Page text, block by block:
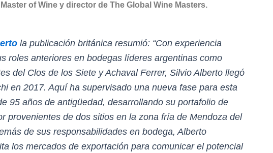
of Wine y director de The Global Wine Masters.
la publicación británica resumió: “Con experiencia
roles anteriores en bodegas líderes argentinas como
del Clos de los Siete y Achaval Ferrer, Silvio Alberto llegó
en 2017. Aquí ha supervisado una nueva fase para esta
95 años de antigüedad, desarrollando su portafolio de
provenientes de dos sitios en la zona fría de Mendoza del
de sus responsabilidades en bodega, Alberto
los mercados de exportación para comunicar el potencial